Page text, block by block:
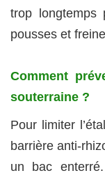
trop
pousses et
Comment
souterraine ?
Pour limiter
barrière anti-
un bac